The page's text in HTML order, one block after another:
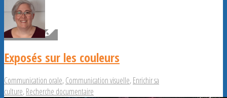
Exposés sur les couleurs
Communication orale,Communication visuelle,Enrichir sa
culture,Recherche documentaire